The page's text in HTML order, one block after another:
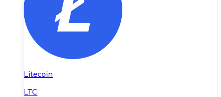
Litecoin
LTC